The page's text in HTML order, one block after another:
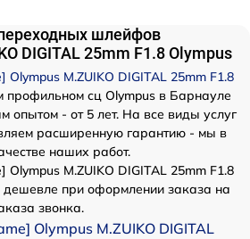
шлейфов
DIGITAL 25mm F1.8 Olympus
Olympus M.ZUIKO DIGITAL 25mm F1.8
профильном сц Olympus в Барнауле
опытом - от 5 лет. На все виды услуг
расширенную гарантию - мы в
наших работ.
Olympus M.ZUIKO DIGITAL 25mm F1.8
дешевле при оформлении заказа на
звонка.
Olympus M.ZUIKO DIGITAL